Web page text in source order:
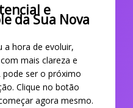
e
da Sua Nova
a hora de evoluir,
mais clareza e
ser o próximo
Clique no botão
agora mesmo.